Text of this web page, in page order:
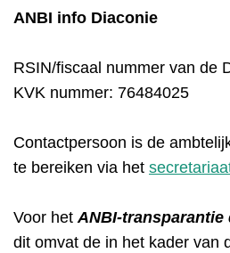
ANBI info Diaconie
RSIN/fiscaal nummer van de
KVK nummer: 76484025
Contactpersoon is de
te bereiken via het
Voor hetANBI-transparantie
dit omvat de in het kader van